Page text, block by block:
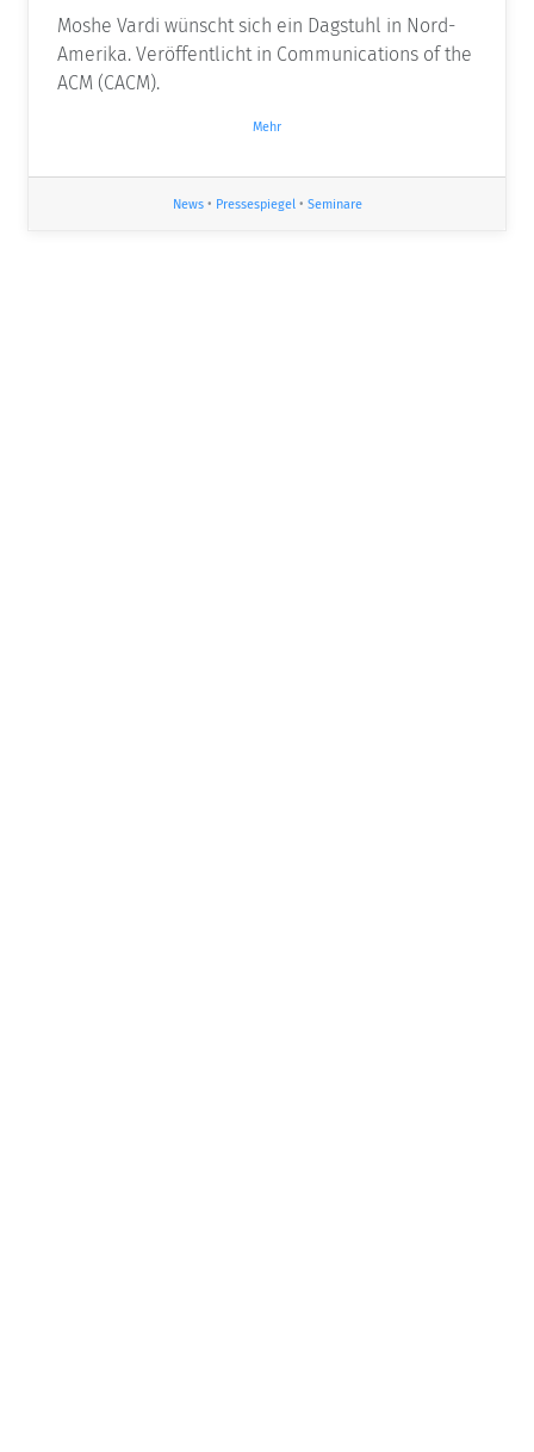
Moshe Vardi wünscht sich ein Dagstuhl in Nord-
Amerika. Veröffentlicht in Communications of the
ACM (CACM).
Mehr
News• Pressespiegel• Seminare